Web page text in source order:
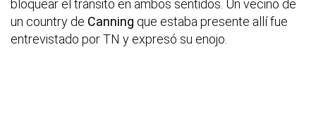
bloquear el tránsito en ambos sentidos. Un vecino de
un country de Canning que estaba presente allí fue
entrevistado por TN y expresó su enojo.